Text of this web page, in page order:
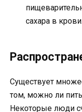
сахара в крови.
Существует
том, можно ли
Некоторые люди